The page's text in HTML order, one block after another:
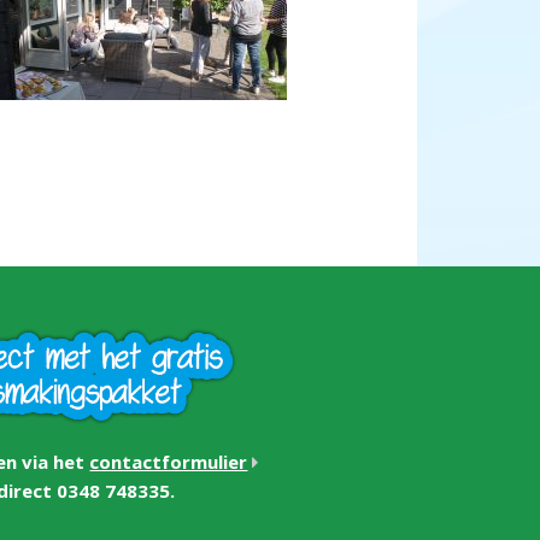
via het contactformulier
0348 748335.